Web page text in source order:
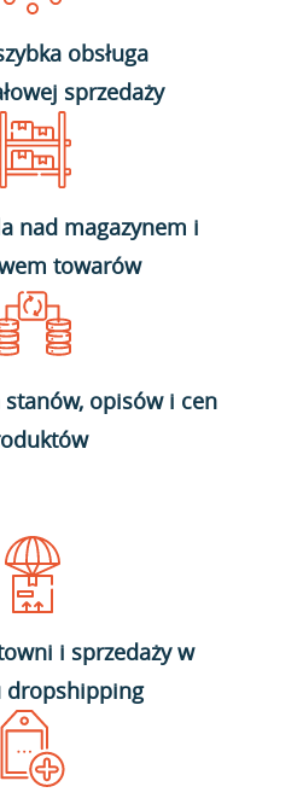
obsługa
sprzedaży
nad magazynem i
towarów
stanów, opisów i cen
i sprzedaży w
dropshipping